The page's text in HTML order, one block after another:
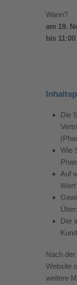
Wann?
am 19.
bis
Die
Wie
Auf
Der
Nach der
Website
weitere